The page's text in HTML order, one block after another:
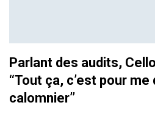
Parlant des audits,
‘‘Tout ça, c’est pour
calomnier’’